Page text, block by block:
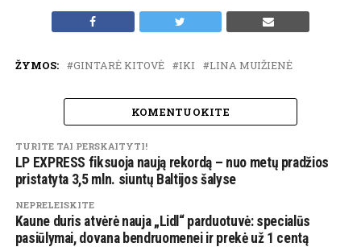
ŽYMOS: GINTARĖ KITOVĖ IKI LINA MUIŽIENĖ
KOMENTUOKITE
TURITE TAI PERSKAITYTI!
LP EXPRESS fiksuoja naują rekordą – nuo metų pradžios
pristatyta 3,5 mln. siuntų Baltijos šalyse
NEPRELEISKITE
Kaune duris atvėrė nauja „Lidl“ parduotuvė: specialūs
pasiūlymai, dovana bendruomenei ir prekė už 1 centą